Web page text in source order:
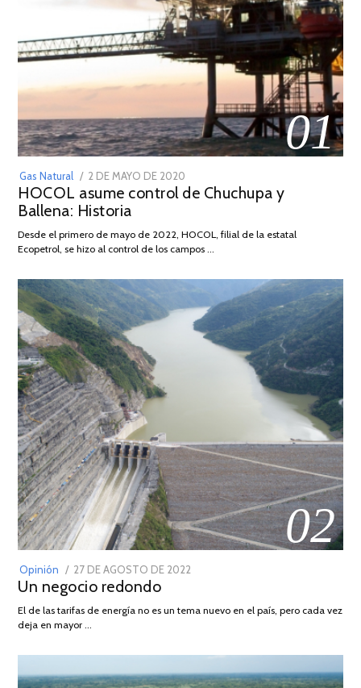
01
Gas Natural
POSTED
ON
2 DE MAYO DE 2020
DE
2026
HOCOL asume control de Chuchupa y
Ballena: Historia
Desde el primero de mayo de 2022, HOCOL, filial de la estatal
Ecopetrol, se hizo al control de los campos …
02
Opinión
POSTED
ON
27 DE AGOSTO DE 2022
DE
Un negocio redondo
El de las tarifas de energía no es un tema nuevo en el país, pero cada vez
deja en mayor …